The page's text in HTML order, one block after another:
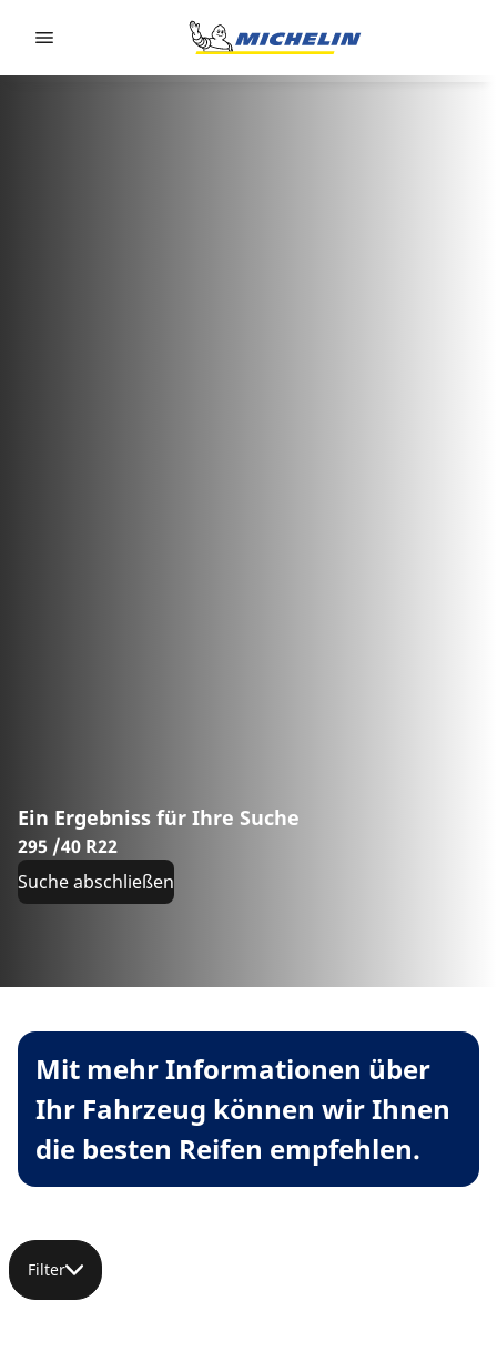
Ein Ergebniss für Ihre Suche
295 /40 R22
Suche abschließen
Mit mehr Informationen über
Ihr Fahrzeug können wir Ihnen
die besten Reifen empfehlen.
Filter